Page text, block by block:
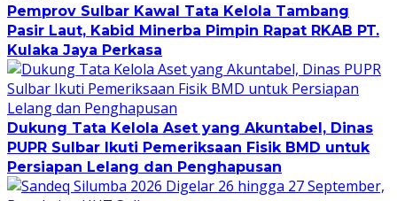
Pemprov Sulbar Kawal Tata Kelola Tambang
Pasir Laut, Kabid Minerba Pimpin Rapat RKAB PT.
Kulaka Jaya Perkasa
Dukung Tata Kelola Aset yang Akuntabel, Dinas
PUPR Sulbar Ikuti Pemeriksaan Fisik BMD untuk
Persiapan Lelang dan Penghapusan